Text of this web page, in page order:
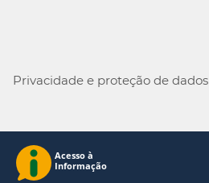
Privacidade e proteção de dados